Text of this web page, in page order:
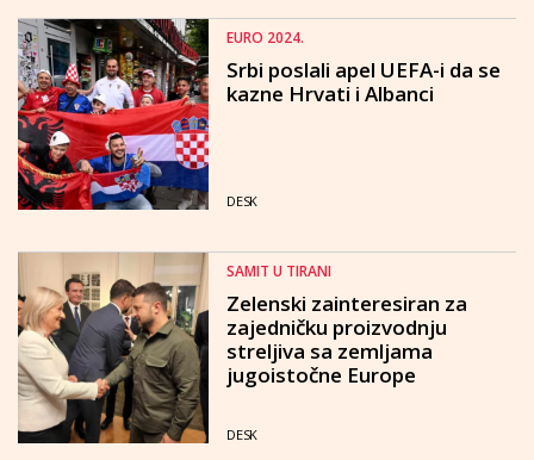
EURO 2024.
Srbi poslali apel UEFA-i da se
kazne Hrvati i Albanci
DESK
SAMIT U TIRANI
Zelenski zainteresiran za
zajedničku proizvodnju
streljiva sa zemljama
jugoistočne Europe
DESK